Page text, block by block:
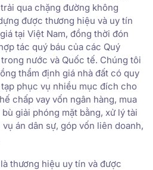
qua chặng đường không
được thương hiệu và uy tín
tại Việt Nam, đồng thời đón
tác quý báu của các Quý
nước và Quốc tế. Chúng tôi
thẩm định giá nhà đất có quy
phục vụ nhiều mục đích cho
chấp vay vốn ngân hàng, mua
giải phóng mặt bằng, xử lý tài
án dân sự, góp vốn liên doanh,
thương hiệu uy tín và được